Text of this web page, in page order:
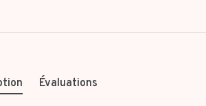
Évaluations